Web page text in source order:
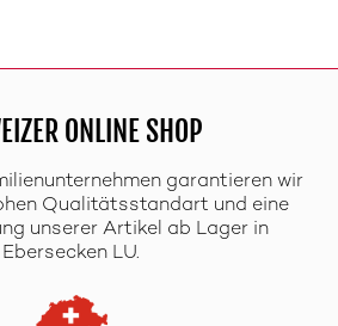
ONLINE SHOP
garantieren wir
Qualitätsstandart und eine
unserer Artikel ab Lager in
Ebersecken LU.